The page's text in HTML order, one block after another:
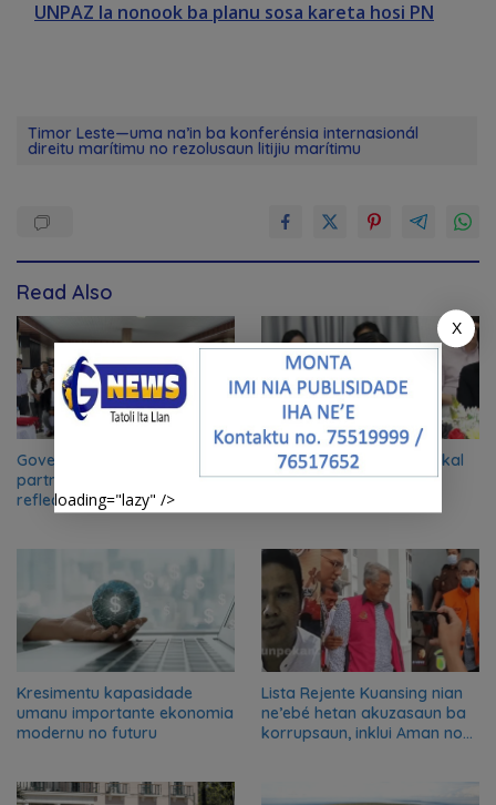
UNPAZ la nonook ba planu sosa kareta hosi PN
Timor Leste—uma na’in ba konferénsia internasionál
direitu marítimu no rezolusaun litijiu marítimu
Read Also
Government and UN
partners convene mid-term
reflection workshop to
advance food systems
Feto iha Governasaun lokal
Kresimentu kapasidade
umanu importante ekonomia
modernu no futuru
Lista Rejente Kuansing nian
ne’ebé hetan akuzasaun ba
korrupsaun, inklui Aman no
X
loading="lazy" />